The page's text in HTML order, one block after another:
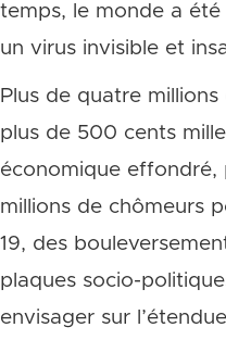
temps, le monde a
un virus invisible et
Plus de quatre
plus de 500 cents
économique effondré,
millions de chômeurs
19, des
plaques socio-
envisager sur